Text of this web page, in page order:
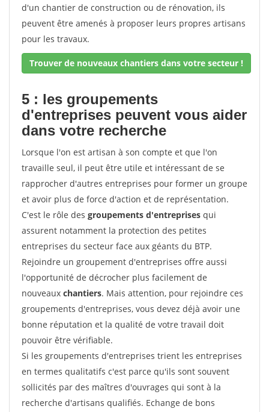
d'un chantier de construction ou de rénovation, ils
peuvent être amenés à proposer leurs propres artisans
pour les travaux.
Trouver de nouveaux chantiers dans votre secteur !
5 : les groupements
d'entreprises peuvent vous aider
dans votre recherche
Lorsque l'on est artisan à son compte et que l'on
travaille seul, il peut être utile et intéressant de se
rapprocher d'autres entreprises pour former un groupe
et avoir plus de force d'action et de représentation.
C'est le rôle des groupements d'entreprises qui
assurent notamment la protection des petites
entreprises du secteur face aux géants du BTP.
Rejoindre un groupement d'entreprises offre aussi
l'opportunité de décrocher plus facilement de
nouveaux chantiers. Mais attention, pour rejoindre ces
groupements d'entreprises, vous devez déjà avoir une
bonne réputation et la qualité de votre travail doit
pouvoir être vérifiable.
Si les groupements d'entreprises trient les entreprises
en termes qualitatifs c'est parce qu'ils sont souvent
sollicités par des maîtres d'ouvrages qui sont à la
recherche d'artisans qualifiés. Echange de bons